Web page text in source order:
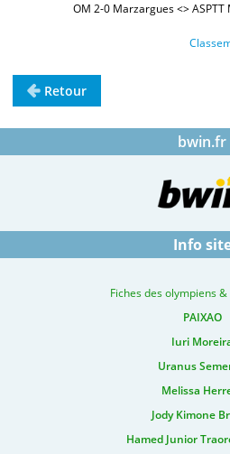
OM 2-0 Marzargues <>
Retour
bwin.fr
Info
Fiches des olympiens
PAIXAO
Iuri
Uranus
Melissa
Jody Kimone
Hamed Junior